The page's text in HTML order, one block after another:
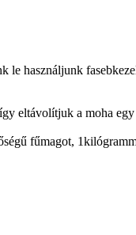
le használjunk
eltávolítjuk a moha
fűmagot,